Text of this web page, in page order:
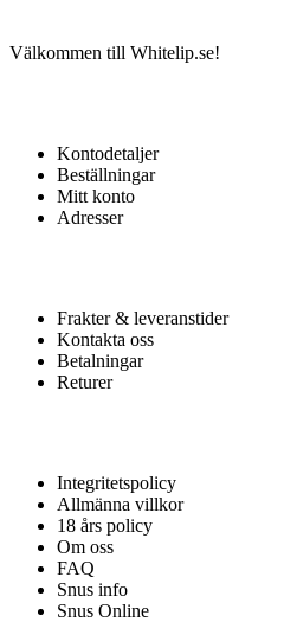
Välkommen till Whitelip.se!
Kontodetaljer
Beställningar
Mitt konto
Adresser
Frakter & leveranstider
Kontakta oss
Betalningar
Returer
Integritetspolicy
Allmänna villkor
18 års policy
Om oss
FAQ
Snus info
Snus Online